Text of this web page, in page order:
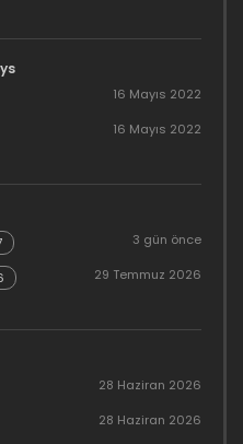
16 Mayıs 2022
16 Mayıs 2022
3 gün önce
29 Temmuz 2026
28 Haziran 2026
28 Haziran 2026